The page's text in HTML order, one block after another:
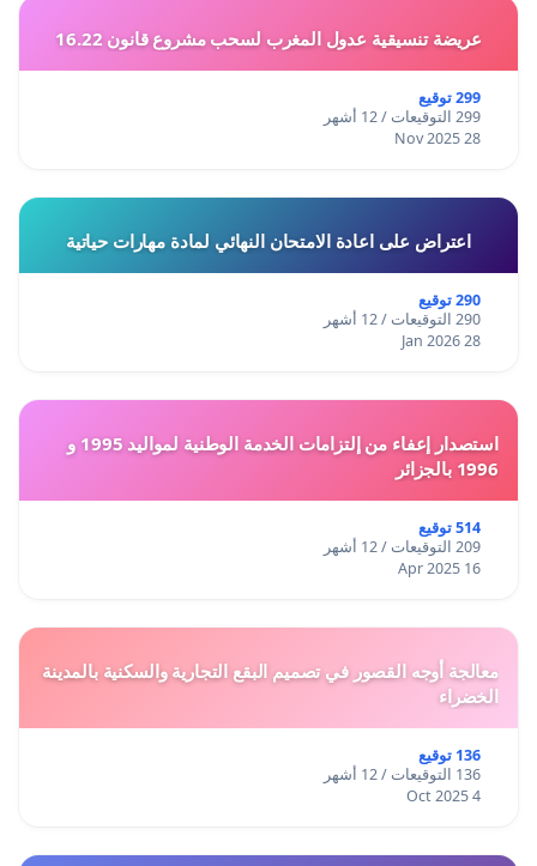
عريضة تنسيقية عدول المغرب لسحب مشروع قانون 16.22
299 توقيع
299 التوقيعات / 12 أشهر
28 Nov 2025
اعتراض على اعادة الامتحان النهائي لمادة مهارات حياتية
290 توقيع
290 التوقيعات / 12 أشهر
28 Jan 2026
استصدار إعفاء من إلتزامات الخدمة الوطنية لمواليد 1995 و
1996 بالجزائر
514 توقيع
209 التوقيعات / 12 أشهر
16 Apr 2025
معالجة أوجه القصور في تصميم البقع التجارية والسكنية بالمدينة
الخضراء
136 توقيع
136 التوقيعات / 12 أشهر
4 Oct 2025